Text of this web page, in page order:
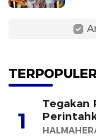
1
Tegakan